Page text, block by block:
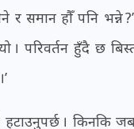
र समान हौँ पनि भन्ने
। परिवर्तन हुँदै छ
हटाउनुपर्छ । किनकि